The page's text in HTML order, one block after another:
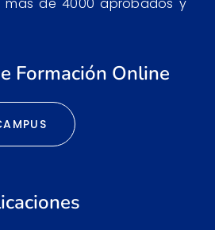
más de 4000 aprobados y
Formación Online